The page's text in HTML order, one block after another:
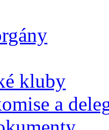
kluby
a